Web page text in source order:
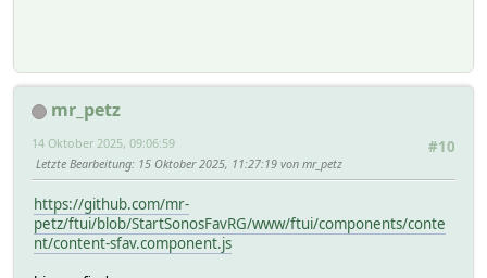
mr_petz
#10
14 Oktober 2025, 09:06:59
Letzte Bearbeitung: 15 Oktober 2025, 11:27:19 von mr_petz
https://github.com/mr-
petz/ftui/blob/StartSonosFavRG/www/ftui/components/conte
nt/content-sfav.component.js